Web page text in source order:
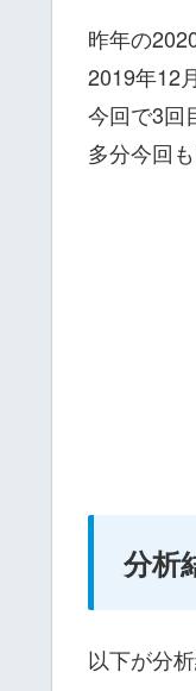
昨年の
2019年12
今回で3回
多分今回
分析
以下が分